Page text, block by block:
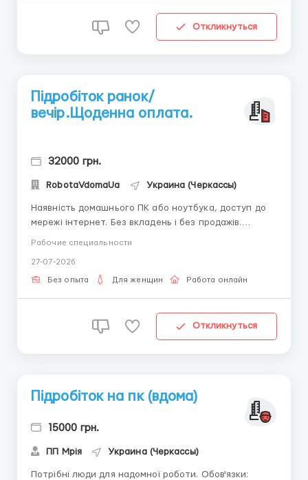
Откликнуться
Підробіток ранок/
вечір.Щоденна оплата.
32000 грн.
RobotaVdomaUa Украина (Черкассы)
Наявність домашнього ПК або ноутбука, доступ до
мережі інтернет. Без вкладень і без продажів.
Потрібно дівчина / жінка до 45 років. Написання
роздягання). Щоденна виплата заробітної плати,
будь-яким зручним для Вас способом. ...
Рабочие специальности
27-07-2026
Без опыта Для женщин Работа онлайн
Откликнуться
Підробіток на пк (вдома)
15000 грн.
ПП Мрія Украина (Черкассы)
Потрібні люди для надомної роботи. Обов'язки: